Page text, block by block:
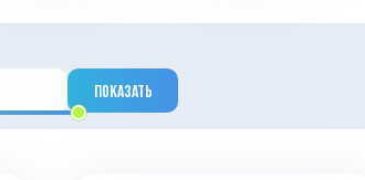
ПОКАЗАТЬ